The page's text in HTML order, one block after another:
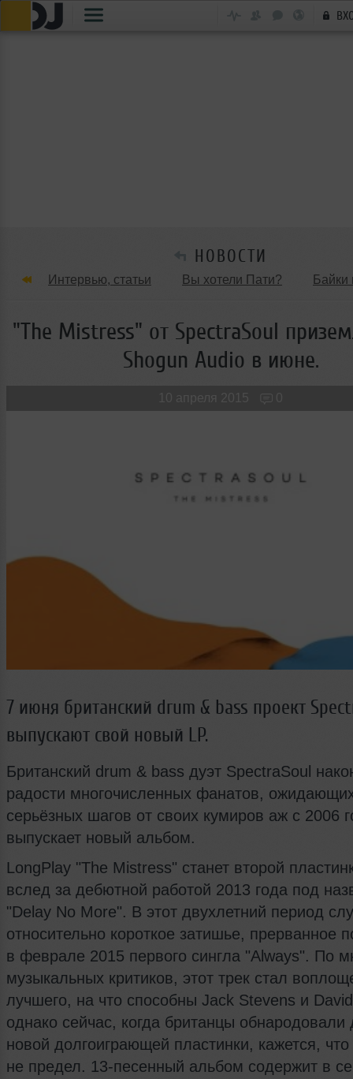
НОВОСТИ
Интервью, статьи Вы хотели Пати? Байки
Танцевальные стили Обзоры Вечеринок и
Мужчина & Женщина
"The Mistress" от SpectraSoul
Shogun Audio в июне.
7 июня британский drum & bass проект
выпускают свой новый LP.
Британский drum & bass дуэт SpectraSoul
радости многочисленных фанатов,
серьёзных шагов от своих кумиров аж с 2006
выпускает новый альбом.
LongPlay "The Mistress" станет второй
вслед за дебютной работой 2013 года под
"Delay No More". В этот двухлетний период
относительно короткое затишье, прерванное
в феврале 2015 первого сингла "Always". По
музыкальных критиков, этот трек стал
лучшего, на что способны Jack Stevens и
однако сейчас, когда британцы обнародовали
новой долгоиграющей пластинки, кажется,
не предел. 13-песенный альбом содержит в